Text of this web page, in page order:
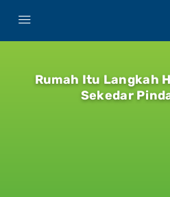
Rumah Itu Langkah
Sekedar